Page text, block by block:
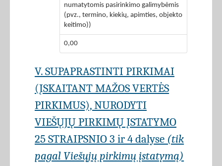
numatytomis pasirinkimo galimybėmis
(pvz., termino, kiekių, apimties, objekto
keitimo))
0,00
V. SUPAPRASTINTI PIRKIMAI
(ĮSKAITANT MAŽOS VERTĖS
PIRKIMUS), NURODYTI
VIEŠŲJŲ PIRKIMŲ ĮSTATYMO
25 STRAIPSNIO 3 ir 4 dalyse (tik
pagal Viešųjų pirkimų įstatymą)